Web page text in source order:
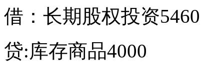
借：长期股权投资5460
贷:库存商品4000